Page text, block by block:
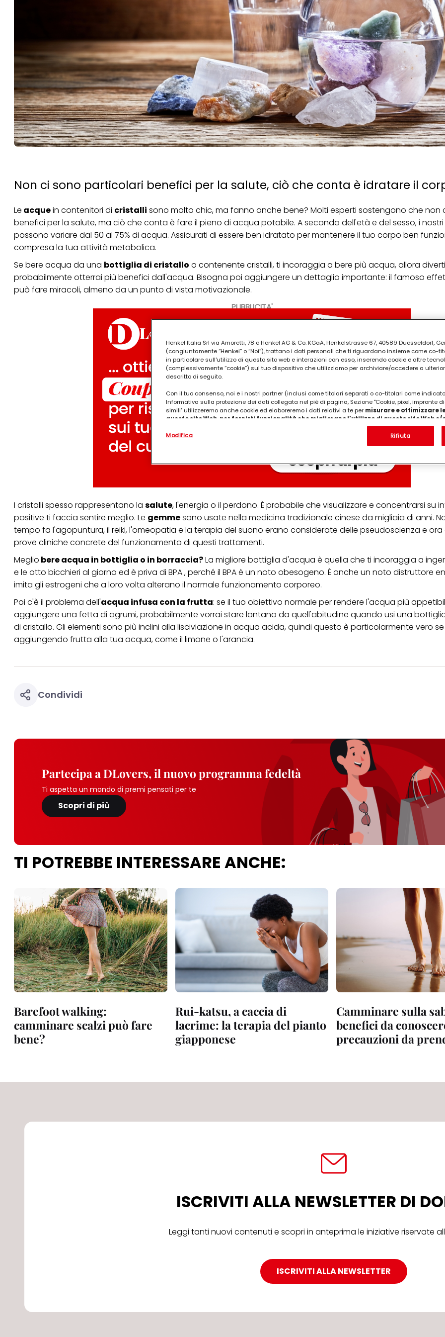
Non ci sono particolari benefici per la salute, ciò che conta è idratare il
PUBBLICITA'
Le acquein contenitori di cristalli sono molto chic, ma fanno anche bene? Molti esperti sostengono che non
benefici per la salute, ma ciò che conta è fare il pieno di acqua potabile. A seconda dell'età e del sesso, i
possono variare dal 50 al 75% di acqua. Assicurati di essere ben idratato per mantenere il tuo corpo ben
compresa la tua attività metabolica.
Se bere acqua da una bottiglia di cristallo o contenente cristalli, ti incoraggia a bere più acqua, allora
probabilmente otterrai più benefici dall'acqua. Bisogna poi aggiungere un dettaglio importante: il famoso
può fare miracoli, almeno da un punto di vista motivazionale.
I cristalli spesso rappresentano la salute, l'energia o il perdono. È probabile che visualizzare e concentrarsi su
positive ti faccia sentire meglio. Le gemmesono usate nella medicina tradizionale cinese da migliaia di anni.
tempo fa l'agopuntura, il reiki, l'omeopatia e la terapia del suono erano considerate delle pseudoscienza e ora
prove cliniche concrete del funzionamento di questi trattamenti.
Meglio bere acqua in bottiglia o in borraccia?La migliore bottiglia d'acqua è quella che ti incoraggia a
e le otto bicchieri al giorno ed è priva di BPA , perché il BPA è un noto obesogeno. È anche un noto distruttore
imita gli estrogeni che a loro volta alterano il normale funzionamento corporeo.
Poi c'è il problema dell'acqua infusa con la frutta: se il tuo obiettivo normale per rendere l'acqua più
aggiungere una fetta di agrumi, probabilmente vorrai stare lontano da quell'abitudine quando usi una
di cristallo. Gli elementi sono più inclini alla lisciviazione in acqua acida, quindi questo è particolarmente vero
aggiungendo frutta alla tua acqua, come il limone o l'arancia.
Condividi
Partecipa a DLovers, il nuovo programma fedeltà
Ti aspetta un mondo di premi pensati per te
Scopri di più
TI POTREBBE INTERESSARE ANCHE:
Barefoot walking:
camminare scalzi può fare
bene?
Rui-katsu, a caccia di
lacrime: la terapia del pianto
giapponese
Camminare sulla
benefici da
precauzioni da
ISCRIVITI ALLA NEWSLETTER DI
Leggi tanti nuovi contenuti e scopri in anteprima le iniziative riservate
ISCRIVITI ALLA NEWSLETTER
Henkel Italia Srl via Amoretti, 78 e Henkel AG & Co. KGaA, Henkelstrasse 67, 40589 Duesseldorf,
(congiuntamente “Henkel” o “Noi”), trattano i dati personali che ti riguardano insieme come co-
in particolare sull'utilizzo di questo sito web e interazioni con esso, inserendo cookie e altre
(complessivamente “cookie”) sul tuo dispositivo che utilizziamo per archiviare/accedere a
descritto di seguito.
Con il tuo consenso, noi e i nostri partner (inclusi come titolari separati o co-titolari come
Informativa sulla protezione dei dati collegata nel piè di pagina, Sezione "Cookie, pixel, impronte
simili" utilizzeremo anche cookie ed elaboreremo i dati relativi a te per misurare e ottimizzare
questo sito Web, per fornirti funzionalità che migliorano l'utilizzo di questo sito Web e/
. Analizzeremo il tuo utilizzo di questo sito Web e le tue interazioni commerciali
(rispettivamente dell'azienda per cui lavori) per) e su tale base tracciare i tuoi acquisti dei nostri
terzi, conservare le nostre informazioni sulle entità commerciali e creare profili individuali su di te
identificati) su questo sito web e altri media (di terzi) tramite i dispositivi assegnati a te o alla tua
collegata nel piè di pagina (Sezione "Cookie, Pixel, Impronte digitali e tecnologie simili"). Puoi
qualsiasi momento con effetto per il futuro disabilitando i cookie sul nostro sito web nella sezione
collegata nel piè di pagina. Per ulteriori informazioni sui cookie utilizzati su questo sito Web, in
periodo di conservazione, consultare le informazioni dettagliate su ciascun cookie disponibili
"modifica" di seguito".
per uno o più degli scopi sopra menzionati. Cliccando su "Accetta tutto", acconsenti all'uso dei
tuoi dati personali per tutte le finalità sopra indicate. Se fai clic su "Rifiuta", verranno utilizzati solo i
necessari per fornirti questo sito web.
Modifica Rifiuta